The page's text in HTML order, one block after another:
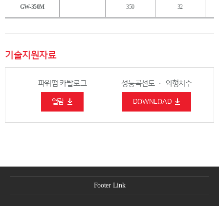
GW-350M 350 32
기술지원자료
파워펌 카탈로그
열람
성능곡선도 · 외형치수
DOWNLOAD
Footer Link